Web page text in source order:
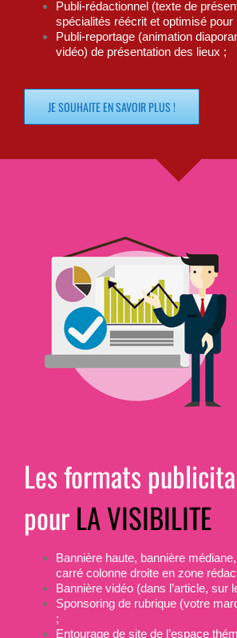
Publi-rédactionnel (texte de
spécialités réécrit et optimisé pour
Publi-reportage (animation
vidéo) de présentation des lieux ;
JE SOUHAITE EN SAVOIR PLUS !
Les formats
pourLA VISIBILITE
Bannière haute, bannière
carré colonne droite en zone
Bannière vidéo (dans l’article, sur
Sponsoring de rubrique (votre
;
Entourage de site de l’espace